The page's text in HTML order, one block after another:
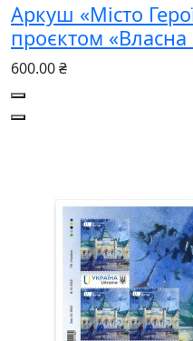
Аркуш «Місто
проєктом «Власна
600.00 ₴